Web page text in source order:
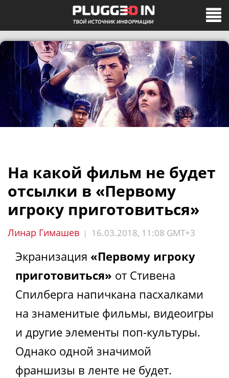
На какой фильм не будет
отсылки в «Первому
игроку приготовиться»
Линар Гимашев | 16.03.2018, 11:08 GMT+3
Экранизация «Первому игроку
приготовиться» от Стивена
Спилберга напичкана пасхалками
на знаменитые фильмы, видеоигры
и другие элементы поп-культуры.
Однако одной значимой
франшизы в ленте не будет.